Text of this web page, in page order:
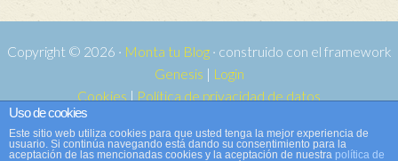
Copyright © 2026 · Monta tu Blog· construido con el framework
Genesis | Login
Cookies | Política de privacidad de datos
Copyright © 2026 ·
WordPress·Acceder
Uso de cookies
Este sitio web utiliza cookies para que usted tenga la mejor experiencia de
usuario. Si continúa navegando está dando su consentimiento para la
aceptación de las mencionadas cookies y la aceptación de nuestra política de